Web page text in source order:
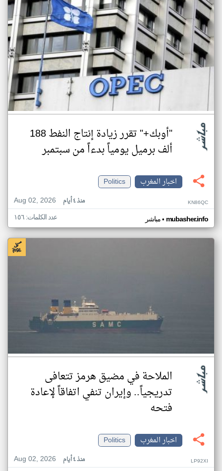
"أوبك+" تقرر زيادة إنتاج النفط 188
ألف برميل يومياً بدءاً من سبتمبر
اخبار المغرب
Politics
Aug 02, 2026
منذ ٤ أيام KN86QC
مباشر• mubasher.info عدد الكلمات: ١٥٦
الملاحة في مضيق هرمز تتعافى
تدريجياً.. وإيران تنفي اتفاقاً لإعادة
فتحه
اخبار المغرب
Politics
Aug 02, 2026
منذ ٤ أيام LP92XI